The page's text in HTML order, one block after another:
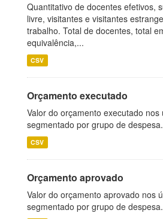
Quantitativo de docentes efetivos,
livre, visitantes e visitantes
trabalho. Total de docentes, total
equivalência,...
CSV
Orçamento executado
Valor do orçamento executado nos
segmentado por grupo de despesa.
CSV
Orçamento aprovado
Valor do orçamento aprovado nos
segmentado por grupo de despesa.